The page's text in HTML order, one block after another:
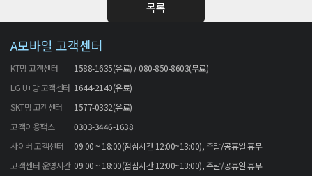
목록
A모바일 고객센터
KT망 고객센터
1588-1635(유료) / 080-850-8603(무료)
LG U+망 고객센터 1644-2140(유료)
SKT망 고객센터
1577-0332(유료)
고객이용팩스
0303-3446-1638
사이버 고객센터
09:00 ~ 18:00(점심시간 12:00~13:00), 주말/공휴일 휴무
고객센터 운영시간 09:00 ~ 18:00(점심시간 12:00~13:00), 주말/공휴일 휴무